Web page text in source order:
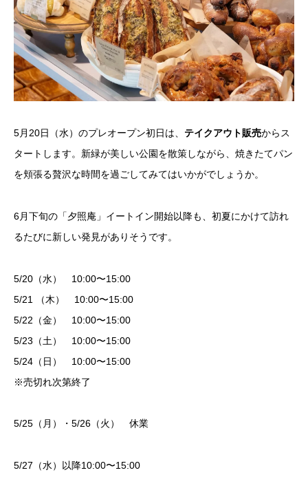
5月20日（水）のプレオープン初日は、 テイクアウト販売からス
タートします。新緑が美しい公園を散策しながら、焼きたてパン
を頬張る贅沢な時間を過ごしてみてはいかがでしょうか。
6月下旬の「夕照庵」イートイン開始以降も、初夏にかけて訪れ
るたびに新しい発見がありそうです。
5/20（水） 10:00〜15:00
5/21 （木） 10:00〜15:00
5/22（金） 10:00〜15:00
5/23（土） 10:00〜15:00
5/24（日） 10:00〜15:00
※売切れ次第終了
5/25（月）・5/26（火） 休業
5/27（水）以降10:00〜15:00